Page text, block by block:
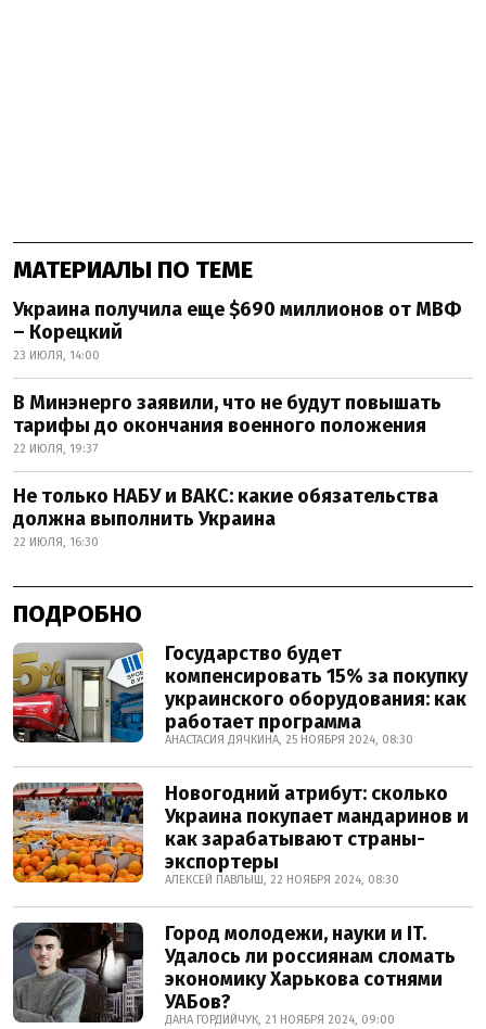
МАТЕРИАЛЫ ПО ТЕМЕ
Украина получила еще $690 миллионов от МВФ
– Корецкий
23 ИЮЛЯ, 14:00
В Минэнерго заявили, что не будут повышать
тарифы до окончания военного положения
22 ИЮЛЯ, 19:37
Не только НАБУ и ВАКС: какие обязательства
должна выполнить Украина
22 ИЮЛЯ, 16:30
ПОДРОБНО
Государство будет
компенсировать 15% за покупку
украинского оборудования: как
работает программа
АНАСТАСИЯ ДЯЧКИНА, 25 НОЯБРЯ 2024, 08:30
Новогодний атрибут: сколько
Украина покупает мандаринов и
как зарабатывают страны-
экспортеры
АЛЕКСЕЙ ПАВЛЫШ, 22 НОЯБРЯ 2024, 08:30
Город молодежи, науки и IT.
Удалось ли россиянам сломать
экономику Харькова сотнями
УАБов?
ДАНА ГОРДИЙЧУК, 21 НОЯБРЯ 2024, 09:00